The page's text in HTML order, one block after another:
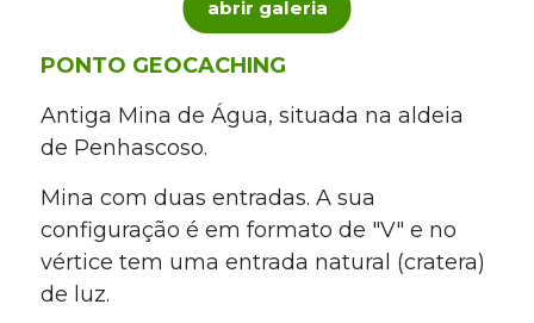
abrir galeria
PONTO GEOCACHING
Antiga Mina de Água, situada na aldeia
de Penhascoso.
Mina com duas entradas. A sua
configuração é em formato de "V" e no
vértice tem uma entrada natural (cratera)
de luz.